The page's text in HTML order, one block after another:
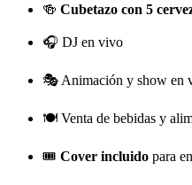
🍻 Cubetazo con 5
🎧 DJ en vivo
🎭 Animación y show en
🍽️ Venta de bebidas y
🎟️ Cover incluido para